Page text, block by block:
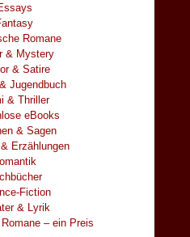
Romane
& Mystery
& Satire
Jugendbuch
& Thriller
eBooks
& Sagen
Erzählungen
Fiction
& Lyrik
– ein Preis